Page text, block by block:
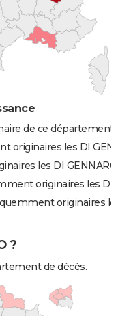
de ce département
originaires les DI
les DI GENNARO
originaires les DI
originaires
?
de décès.